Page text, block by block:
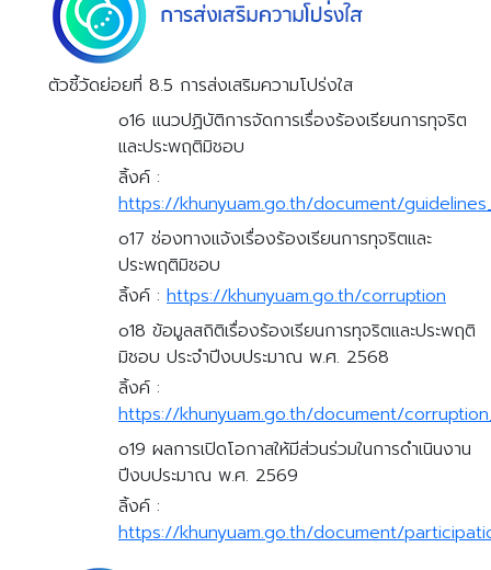
ตัวชี้วัดย่อยที่ 8.5 การส่งเสริมความโปร่งใส
o16 แนวปฏิบัติการจัดการเรื่องร้องเรียนการทุจริต
และประพฤติมิชอบ
ลิ้งค์ :
https://khunyuam.go.th/document/
o17 ช่องทางแจ้งเรื่องร้องเรียนการทุจริตและ
ประพฤติมิชอบ
ลิ้งค์ : https://khunyuam.go.th/corruption
o18 ข้อมูลสถิติเรื่องร้องเรียนการทุจริตและประพฤติ
มิชอบ ประจำปีงบประมาณ พ.ศ. 2568
ลิ้งค์ :
https://khunyuam.go.th/document/
o19 ผลการเปิดโอกาสให้มีส่วนร่วมในการดำเนินงาน
ปีงบประมาณ พ.ศ. 2569
ลิ้งค์ :
https://khunyuam.go.th/document/